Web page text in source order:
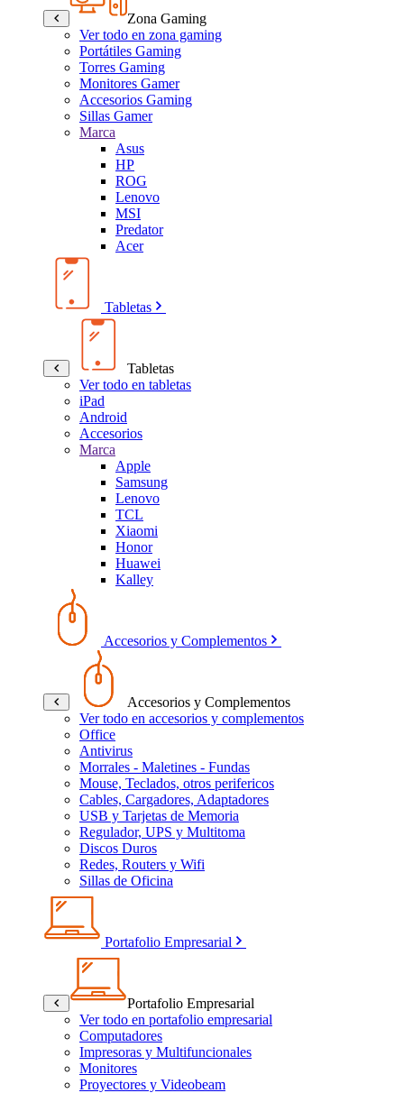
Zona Gaming
Ver todo en zona gaming
Portátiles Gaming
Torres Gaming
Monitores Gamer
Accesorios Gaming
Sillas Gamer
Marca
Asus
HP
ROG
Lenovo
MSI
Predator
Acer
Tabletas
Tabletas
Ver todo en tabletas
iPad
Android
Accesorios
Marca
Apple
Samsung
Lenovo
TCL
Xiaomi
Honor
Huawei
Kalley
Accesorios y Complementos
Accesorios y Complementos
Ver todo en accesorios y complementos
Office
Antivirus
Morrales - Maletines - Fundas
Mouse, Teclados, otros perifericos
Cables, Cargadores, Adaptadores
USB y Tarjetas de Memoria
Regulador, UPS y Multitoma
Discos Duros
Redes, Routers y Wifi
Sillas de Oficina
Portafolio Empresarial
Portafolio Empresarial
Ver todo en portafolio empresarial
Computadores
Impresoras y Multifuncionales
Monitores
Proyectores y Videobeam